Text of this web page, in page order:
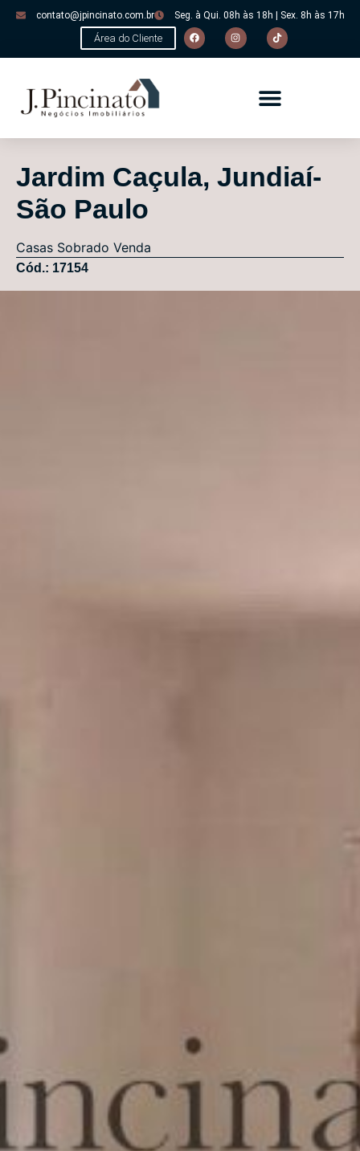
contato@jpincinato.com.br Seg. à Qui. 08h às 18h | Sex. 8h às 17h
Área do Cliente
Jardim Caçula, Jundiaí-
São Paulo
Casas Sobrado Venda
Cód.: 17154